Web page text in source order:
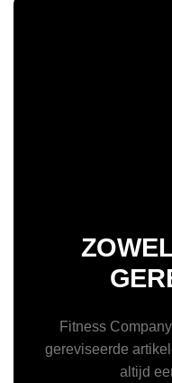
Fitness
gereviseerde
altijd